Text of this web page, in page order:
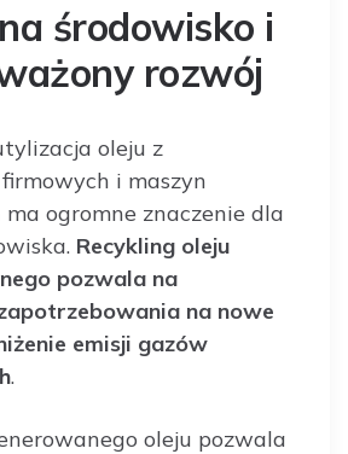
środowisko i
rozwój
oleju z
i maszyn
ogromne znaczenie dla
Recykling oleju
pozwala na
na nowe
emisji gazów
.
oleju pozwala